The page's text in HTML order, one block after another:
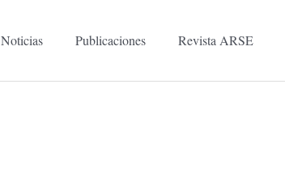
Noticias Publicaciones Revista ARSE